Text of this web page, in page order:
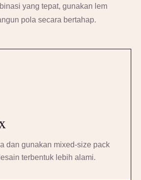
yang tepat, gunakan lem
pola secara bertahap.
dan gunakan mixed-size pack
terbentuk lebih alami.